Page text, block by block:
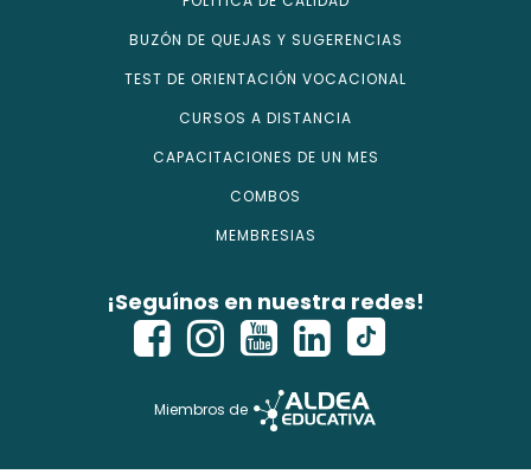
BUZÓN DE QUEJAS Y SUGERENCIAS
TEST DE ORIENTACIÓN VOCACIONAL
CURSOS A DISTANCIA
CAPACITACIONES DE UN MES
COMBOS
MEMBRESIAS
¡Seguínos en nuestra redes!
Miembros de